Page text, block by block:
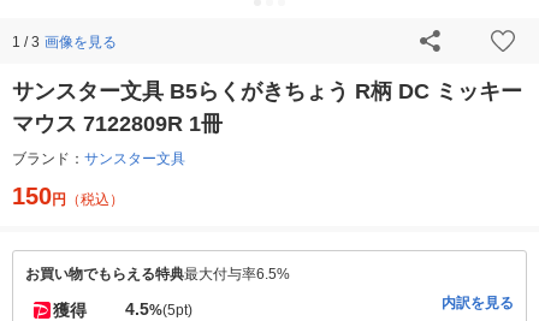
1 / 3 画像を見る
サンスター文具 B5らくがきちょう R柄 DC ミッキー
マウス 7122809R 1冊
ブランド： サンスター文具
150円 （税込）
お買い物でもらえる特典最大付与率6.5%
獲得 4.5%(5pt) 内訳を見る